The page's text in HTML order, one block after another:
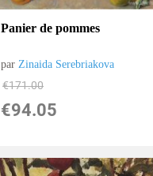
Panier de pommes
par Zinaida Serebriakova
€171.00
€94.05